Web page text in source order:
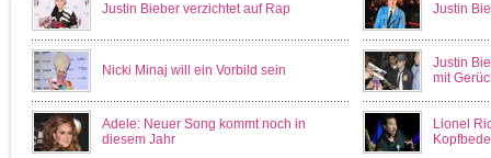
Justin Bieber verzichtet auf Rap Justin
Nicki Minaj will ein Vorbild sein
Justin
mit
Adele: Neuer Song kommt noch in
diesem Jahr
Lionel